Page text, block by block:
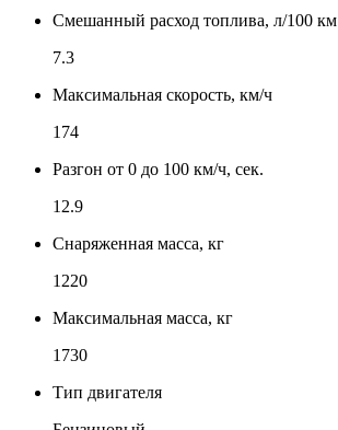
Смешанный расход топлива, л/100 км
7.3
Максимальная скорость, км/ч
174
Разгон от 0 до 100 км/ч, сек.
12.9
Снаряженная масса, кг
1220
Максимальная масса, кг
1730
Тип двигателя